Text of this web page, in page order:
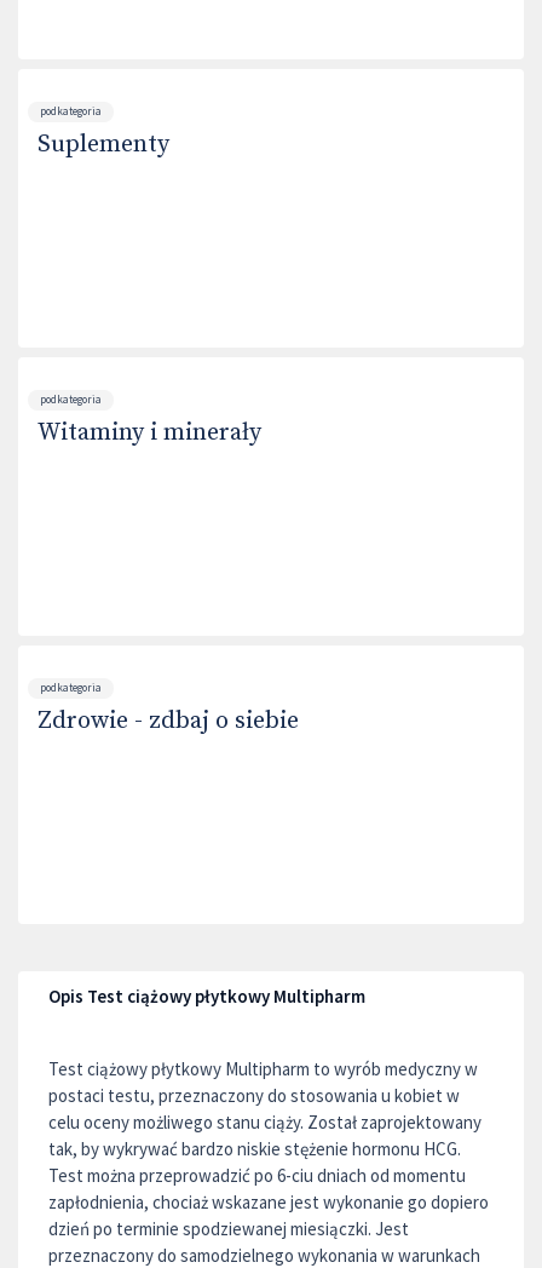
podkategoria
Suplementy
podkategoria
Witaminy i minerały
podkategoria
Zdrowie - zdbaj o siebie
Opis Test ciążowy płytkowy Multipharm
Test ciążowy płytkowy Multipharm to wyrób medyczny w
postaci testu, przeznaczony do stosowania u kobiet w
celu oceny możliwego stanu ciąży. Został zaprojektowany
tak, by wykrywać bardzo niskie stężenie hormonu HCG.
Test można przeprowadzić po 6-ciu dniach od momentu
zapłodnienia, chociaż wskazane jest wykonanie go dopiero
dzień po terminie spodziewanej miesiączki. Jest
przeznaczony do samodzielnego wykonania w warunkach